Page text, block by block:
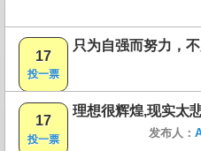
17
投一票
只为自强而努力，
17
投一票
理想很辉煌,现实太
发布人：